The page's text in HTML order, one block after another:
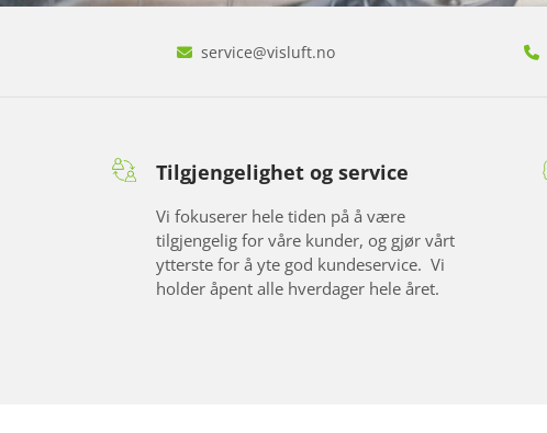
service@visluft.no 
Tilgjengelighet og service
Vi fokuserer hele tiden på å være
tilgjengelig for våre kunder, og gjør vårt
ytterste for å yte god kundeservice. Vi
holder åpent alle hverdager hele året.